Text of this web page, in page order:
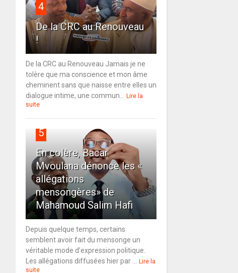
4
De la CRC au Renouveau
!
De la CRC au Renouveau Jamais je ne
tolère que ma conscience et mon âme
cheminent sans que naisse entre elles un
dialogue intime, une commun...
Lire la
suite
5
En colère, Bacar
Mvoulana dénonce les «
allégations
mensongères» de
Mahamoud Salim Hafi
Depuis quelque temps, certains
semblent avoir fait du mensonge un
véritable mode d’expression politique.
Les allégations diffusées hier par ...
Lire la
suite